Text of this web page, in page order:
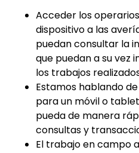
Acceder los
dispositivo a las
puedan consultar la
que puedan a su vez
los trabajos
Estamos hablando
para un móvil o
pueda de manera
consultas y
El trabajo en campo